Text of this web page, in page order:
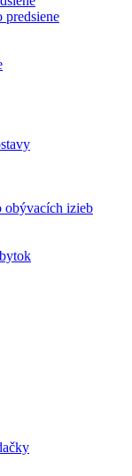
predsiene
obývacích izieb